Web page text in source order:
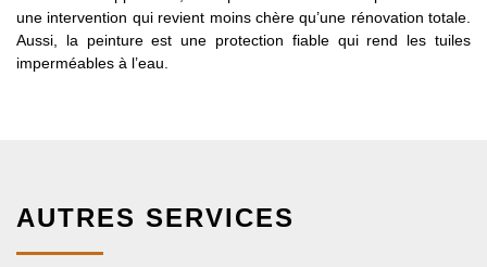
une intervention qui revient moins chère qu’une rénovation totale.
Aussi, la peinture est une protection fiable qui rend les tuiles
imperméables à l’eau.
AUTRES SERVICES